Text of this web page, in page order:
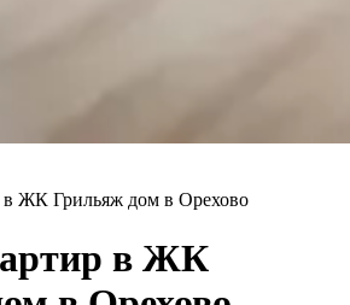
в ЖК Грильяж дом в Орехово
в ЖК